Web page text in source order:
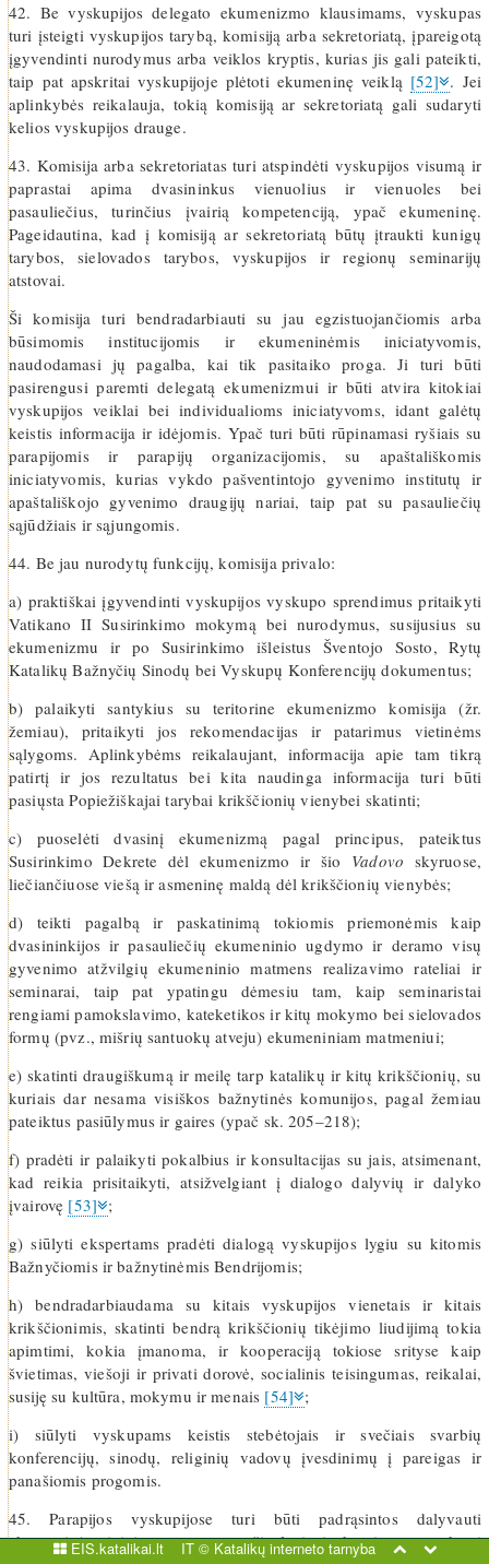
42. Be vyskupijos delegato ekumenizmo klausimams, vyskupas
turi įsteigti vyskupijos tarybą, komisiją arba sekretoriatą, įpareigotą
įgyvendinti nurodymus arba veiklos kryptis, kurias jis gali pateikti,
taip pat apskritai vyskupijoje plėtoti ekumeninę veiklą [52] . Jei
aplinkybės reikalauja, tokią komisiją ar sekretoriatą gali sudaryti
kelios vyskupijos drauge.
43. Komisija arba sekretoriatas turi atspindėti vyskupijos visumą ir
paprastai apima dvasininkus vienuolius ir vienuoles bei
pasauliečius, turinčius įvairią kompetenciją, ypač ekumeninę.
Pageidautina, kad į komisiją ar sekretoriatą būtų įtraukti kunigų
tarybos, sielovados tarybos, vyskupijos ir regionų seminarijų
atstovai.
Ši komisija turi bendradarbiauti su jau egzistuojančiomis arba
būsimomis institucijomis ir ekumeninėmis iniciatyvomis,
naudodamasi jų pagalba, kai tik pasitaiko proga. Ji turi būti
pasirengusi paremti delegatą ekumenizmui ir būti atvira kitokiai
vyskupijos veiklai bei individualioms iniciatyvoms, idant galėtų
keistis informacija ir idėjomis. Ypač turi būti rūpinamasi ryšiais su
parapijomis ir parapijų organizacijomis, su apaštališkomis
iniciatyvomis, kurias vykdo pašventintojo gyvenimo institutų ir
apaštališkojo gyvenimo draugijų nariai, taip pat su pasauliečių
sąjūdžiais ir sąjungomis.
44. Be jau nurodytų funkcijų, komisija privalo:
a) praktiškai įgyvendinti vyskupijos vyskupo sprendimus pritaikyti
Vatikano II Susirinkimo mokymą bei nurodymus, susijusius su
ekumenizmu ir po Susirinkimo išleistus Šventojo Sosto, Rytų
Katalikų Bažnyčių Sinodų bei Vyskupų Konferencijų dokumentus;
b) palaikyti santykius su teritorine ekumenizmo komisija (žr.
žemiau), pritaikyti jos rekomendacijas ir patarimus vietinėms
sąlygoms. Aplinkybėms reikalaujant, informacija apie tam tikrą
patirtį ir jos rezultatus bei kita naudinga informacija turi būti
pasiųsta Popiežiškajai tarybai krikščionių vienybei skatinti;
c) puoselėti dvasinį ekumenizmą pagal principus, pateiktus
Susirinkimo Dekrete dėl ekumenizmo ir šio Vadovo skyruose,
liečiančiuose viešą ir asmeninę maldą dėl krikščionių vienybės;
d) teikti pagalbą ir paskatinimą tokiomis priemonėmis kaip
dvasininkijos ir pasauliečių ekumeninio ugdymo ir deramo visų
gyvenimo atžvilgių ekumeninio matmens realizavimo rateliai ir
seminarai, taip pat ypatingu dėmesiu tam, kaip seminaristai
rengiami pamokslavimo, kateketikos ir kitų mokymo bei sielovados
formų (pvz., mišrių santuokų atveju) ekumeniniam matmeniui;
e) skatinti draugiškumą ir meilę tarp katalikų ir kitų krikščionių, su
kuriais dar nesama visiškos bažnytinės komunijos, pagal žemiau
pateiktus pasiūlymus ir gaires (ypač sk. 205–218);
f) pradėti ir palaikyti pokalbius ir konsultacijas su jais, atsimenant,
kad reikia prisitaikyti, atsižvelgiant į dialogo dalyvių ir dalyko
įvairovę [53] ;
g) siūlyti ekspertams pradėti dialogą vyskupijos lygiu su kitomis
Bažnyčiomis ir bažnytinėmis Bendrijomis;
h) bendradarbiaudama su kitais vyskupijos vienetais ir kitais
krikščionimis, skatinti bendrą krikščionių tikėjimo liudijimą tokia
apimtimi, kokia įmanoma, ir kooperaciją tokiose srityse kaip
švietimas, viešoji ir privati dorovė, socialinis teisingumas, reikalai,
susiję su kultūra, mokymu ir menais [54] ;
i) siūlyti vyskupams keistis stebėtojais ir svečiais svarbių
konferencijų, sinodų, religinių vadovų įvesdinimų į pareigas ir
panašiomis progomis.
45. Parapijos vyskupijose turi būti padrąsintos dalyvauti
ekumeninėse iniciatyvose savo pačių lygiu ir, kur įmanoma, kurti
EIS.katalikai.lt IT © Katalikų interneto tarnyba